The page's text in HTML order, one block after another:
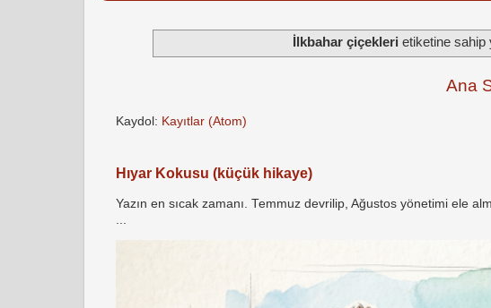
İlkbahar çiçekleri etiketine sahip
Ana
Kaydol: Kayıtlar (Atom)
Hıyar Kokusu (küçük hikaye)
Yazın en sıcak zamanı. Temmuz devrilip, Ağustos yönetimi ele